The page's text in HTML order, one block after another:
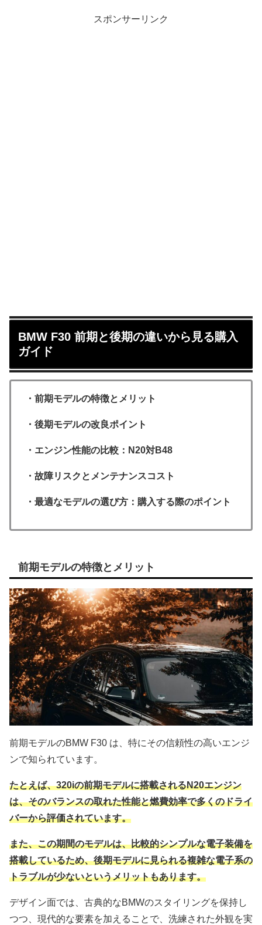
スポンサーリンク
BMW F30 前期と後期の違いから見る購入
ガイド
・前期モデルの特徴とメリット
・後期モデルの改良ポイント
・エンジン性能の比較：N20対B48
・故障リスクとメンテナンスコスト
・最適なモデルの選び方：購入する際のポイント
前期モデルの特徴とメリット
前期モデルのBMW F30 は、特にその信頼性の高いエンジ
ンで知られています。
たとえば、320iの前期モデルに搭載されるN20エンジン
は、そのバランスの取れた性能と燃費効率で多くのドライ
バーから評価されています。
また、この期間のモデルは、比較的シンプルな電子装備を
搭載しているため、後期モデルに見られる複雑な電子系の
トラブルが少ないというメリットもあります。
デザイン面では、古典的なBMWのスタイリングを保持し
つつ、現代的な要素を加えることで、洗練された外観を実